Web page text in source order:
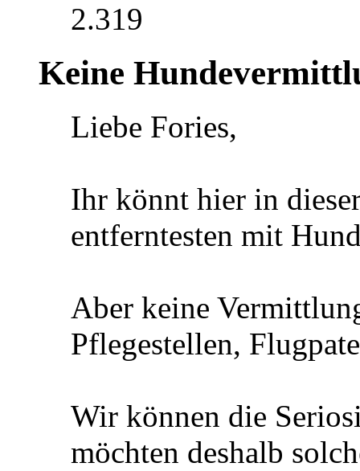
2.319
Keine
Liebe Fories,
Ihr könnt hier in
entferntesten mit
Aber keine
Pflegestellen,
Wir können die
möchten deshalb